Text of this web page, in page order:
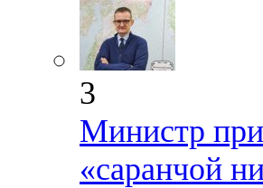
3
Министр
«саранчой